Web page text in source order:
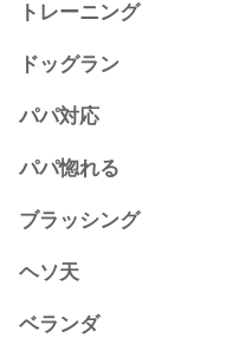
トレーニング
ドッグラン
パパ対応
パパ惚れる
ブラッシング
ヘソ天
ベランダ